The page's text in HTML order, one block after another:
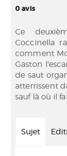
0avis
Ce
Coccinella
comment
Gaston
de saut
atterrissent
sauf là où il
Sujet